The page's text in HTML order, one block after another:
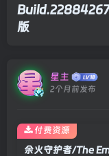
版
星主
2个月前发布
付费资源